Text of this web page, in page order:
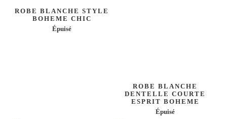
ROBE BLANCHE STYLE
BOHEME CHIC
Épuisé
ROBE BLANCHE
DENTELLE COURTE
ESPRIT BOHEME
Épuisé